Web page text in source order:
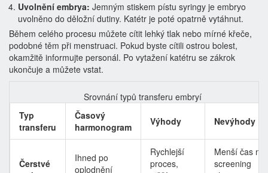
Uvolnění embrya: Jemným stiskem pístu syringy je embryo
uvolněno do děložní dutiny. Katétr je poté opatrně vytáhnut.
Během celého procesu můžete cítit lehký tlak nebo mírné křeče,
podobné těm při menstruaci. Pokud byste cítili ostrou bolest,
okamžitě informujte personál. Po vytažení katétru se zákrok
ukončuje a můžete vstat.
Srovnání typů transferu embryí
Typ
transferu
Časový
harmonogram
Výhody Nevýhody
Čerstvé
Ihned po
oplodnění
Rychlejší
proces,
Menší čas na
screening